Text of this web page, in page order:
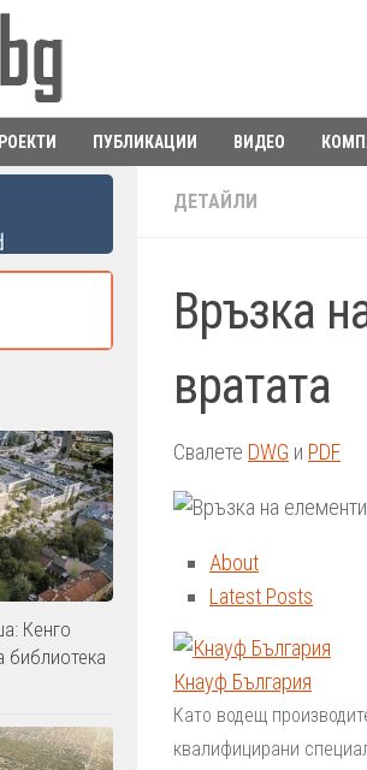
ПУБЛИКАЦИИ ВИДЕО
ДЕТАЙЛИ
Връзка
вратата
Свалете DWG и PDF
About
Latest Posts
Кнауф България
Като водещ
квалифицирани
Кенго
библиотека